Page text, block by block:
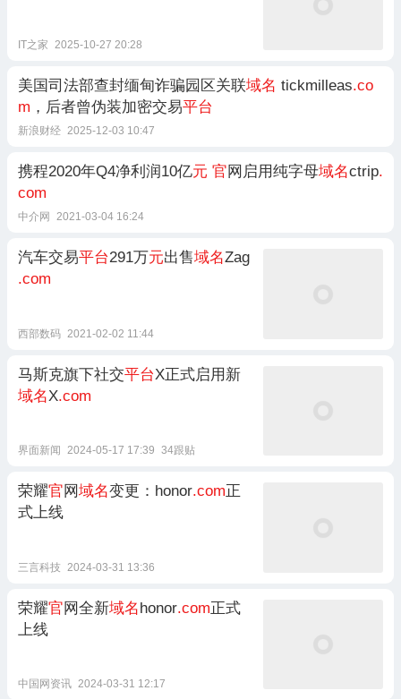
IT之家 2025-10-27 20:28
​美国司法部查封缅甸诈骗园区关联域名 tickmilleas.co
m ，后者曾伪装加密交易平台
新浪财经 2025-12-03 10:47
携程2020年Q4净利润10亿元 官网启用纯字母域名ctrip.
com
中介网 2021-03-04 16:24
汽车交易平台291万元出售域名Zag
.com
西部数码 2021-02-02 11:44
马斯克旗下社交平台X正式启用新
域名X.com
界面新闻 2024-05-17 17:39 34跟贴
荣耀官网域名变更：honor.com 正
式上线
三言科技 2024-03-31 13:36
荣耀官网全新域名honor.com正式
上线
中国网资讯 2024-03-31 12:17